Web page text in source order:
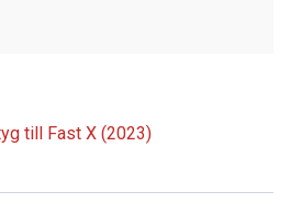
till Fast X (2023)